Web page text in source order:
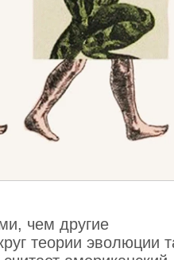
чем другие
теории эволюции